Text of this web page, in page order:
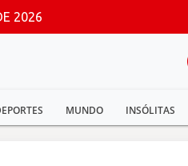
2026
MUNDO INSÓLITAS